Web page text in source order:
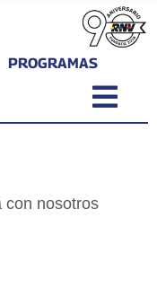
PROGRAMAS